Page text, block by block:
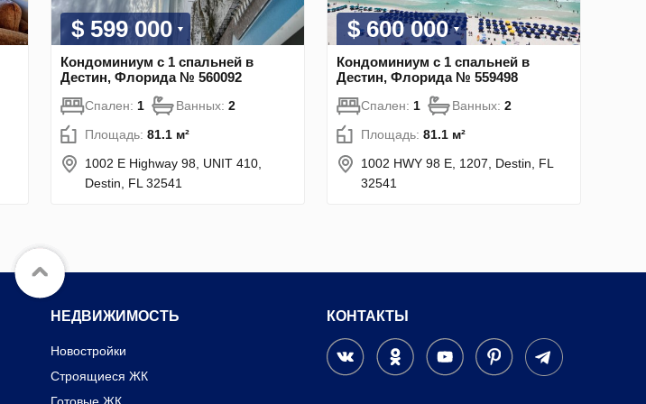
$ 599 000
Кондоминиум с 1 спальней в
Дестин, Флорида № 560092
Спален: 1 Ванных: 2
Площадь: 81.1 м²
1002 E Highway 98, UNIT 410,
Destin, FL 32541
$ 600 000
Кондоминиум с 1 спальней в
Дестин, Флорида № 559498
Спален: 1 Ванных: 2
Площадь: 81.1 м²
1002 HWY 98 E, 1207, Destin, FL
32541
НЕДВИЖИМОСТЬ
Новостройки
Строящиеся ЖК
КОНТАКТЫ